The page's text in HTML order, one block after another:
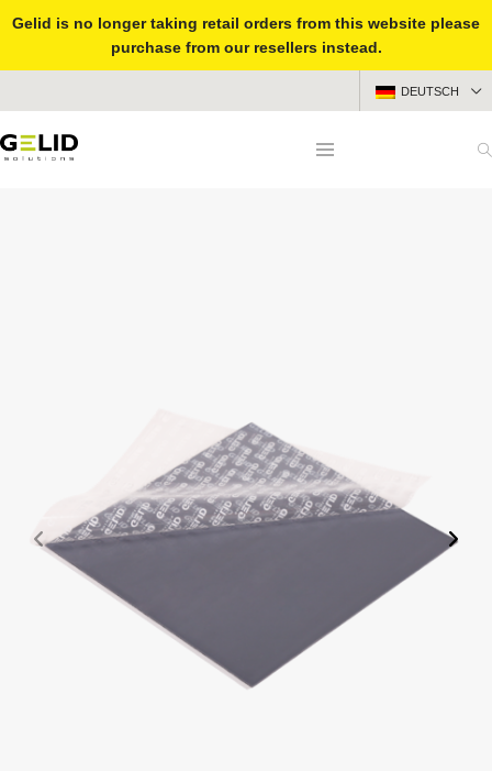
Gelid is no longer taking retail orders from this website please
purchase from our resellers instead.
DEUTSCH